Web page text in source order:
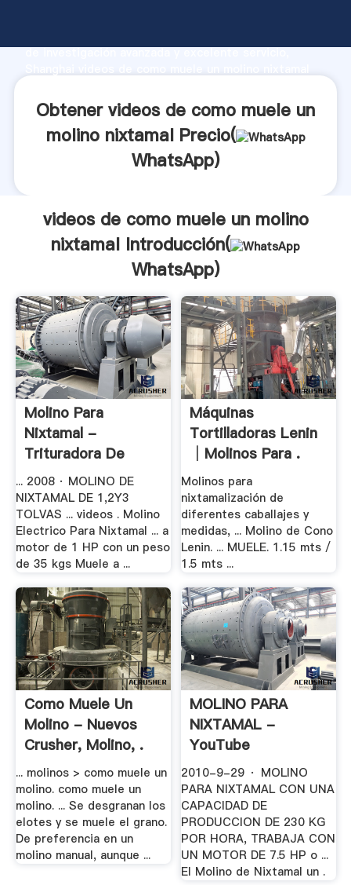
de investigación avanzada y excelente servicio,
clientes.
Obtener videos de como muele un
molino nixtamal Precio(
WhatsApp)
videos de como muele un molino
nixtamal Introducción(
WhatsApp)
Molino Para
Nixtamal -
Trituradora De
Cono
... 2008 · MOLINO DE
NIXTAMAL DE 1,2Y3
TOLVAS ... videos . Molino
Electrico Para Nixtamal ... a
motor de 1 HP con un peso
de 35 kgs Muele a ...
Máquinas
Tortilladoras Lenin
│Molinos Para .
Molinos para
nixtamalización de
diferentes caballajes y
medidas, ... Molino de Cono
Lenin. ... MUELE. 1.15 mts /
1.5 mts ...
Como Muele Un
Molino - Nuevos
Crusher, Molino, .
... molinos > como muele un
molino. como muele un
molino. ... Se desgranan los
elotes y se muele el grano.
De preferencia en un
molino manual, aunque ...
MOLINO PARA
NIXTAMAL -
YouTube
2010-9-29 · MOLINO
PARA NIXTAMAL CON UNA
CAPACIDAD DE
PRODUCCION DE 230 KG
POR HORA, TRABAJA CON
UN MOTOR DE 7.5 HP o ...
El Molino de Nixtamal un .